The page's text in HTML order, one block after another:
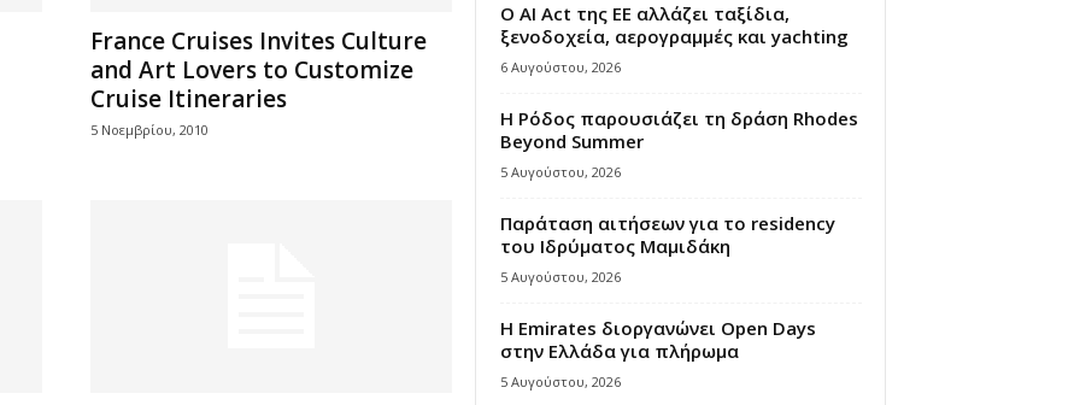
France Cruises Invites Culture
and Art Lovers to Customize
Cruise Itineraries
5 Νοεμβρίου, 2010
Ο AI Act της ΕΕ αλλάζει ταξίδια,
ξενοδοχεία, αερογραμμές και yachting
6 Αυγούστου, 2026
Η Ρόδος παρουσιάζει τη δράση Rhodes
Beyond Summer
5 Αυγούστου, 2026
Παράταση αιτήσεων για το residency
του Ιδρύματος Μαμιδάκη
5 Αυγούστου, 2026
Η Emirates διοργανώνει Open Days
στην Ελλάδα για πλήρωμα
5 Αυγούστου, 2026